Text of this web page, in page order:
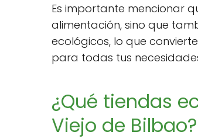
Es importante mencionar
alimentación, sino que
ecológicos, lo que convierte
para todas tus
¿Qué tiendas
Viejo de Bilbao?